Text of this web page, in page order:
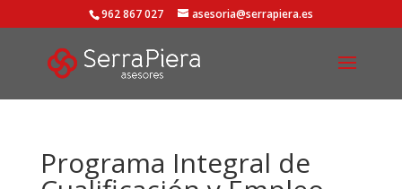
962 867 027 asesoria@serrapiera.es
Programa Integral de